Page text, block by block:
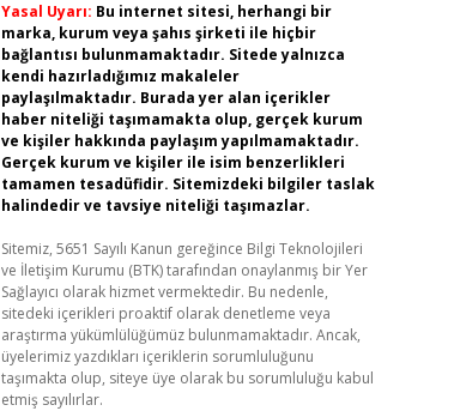
Yasal Uyarı: Bu internet sitesi, herhangi bir
marka, kurum veya şahıs şirketi ile hiçbir
bağlantısı bulunmamaktadır. Sitede yalnızca
kendi hazırladığımız makaleler
paylaşılmaktadır. Burada yer alan içerikler
haber niteliği taşımamakta olup, gerçek kurum
ve kişiler hakkında paylaşım yapılmamaktadır.
Gerçek kurum ve kişiler ile isim benzerlikleri
tamamen tesadüfidir. Sitemizdeki bilgiler taslak
halindedir ve tavsiye niteliği taşımazlar.
Sitemiz, 5651 Sayılı Kanun gereğince Bilgi Teknolojileri
ve İletişim Kurumu (BTK) tarafından onaylanmış bir Yer
Sağlayıcı olarak hizmet vermektedir. Bu nedenle,
sitedeki içerikleri proaktif olarak denetleme veya
araştırma yükümlülüğümüz bulunmamaktadır. Ancak,
üyelerimiz yazdıkları içeriklerin sorumluluğunu
taşımakta olup, siteye üye olarak bu sorumluluğu kabul
etmiş sayılırlar.